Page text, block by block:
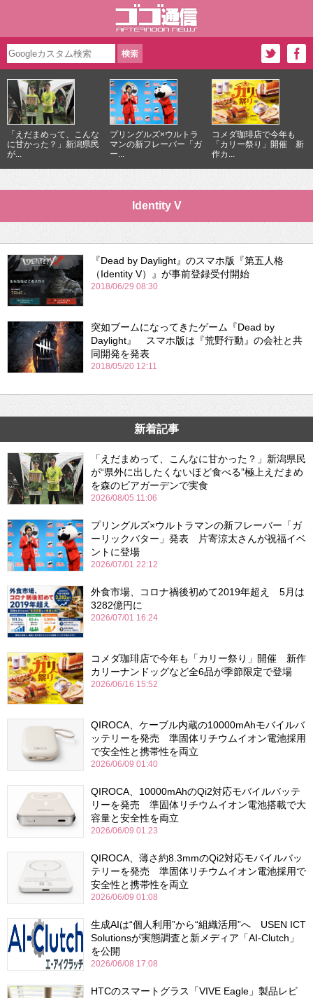
「えだまめって、こんな
に甘かった？」新潟県民
が...
プリングルズ×ウルトラ
マンの新フレーバー「ガ
ー...
コメダ珈琲店で今年も
「カリー祭り」開催 新
作カ...
Identity V
『Dead by Daylight』のスマホ版『第五人格
（Identity V）』が事前登録受付開始
2018/06/29 08:30
突如ブームになってきたゲーム『Dead by
Daylight』 スマホ版は『荒野行動』の会社と共
同開発を発表
2018/05/20 12:11
新着記事
「えだまめって、こんなに甘かった？」新潟県民
が“県外に出したくないほど食べる”極上えだまめ
を森のビアガーデンで実食
2026/08/05 11:06
プリングルズ×ウルトラマンの新フレーバー「ガ
ーリックバター」発表 片寄涼太さんが祝福イベ
ントに登場
2026/07/01 22:12
外食市場、コロナ禍後初めて2019年超え 5月は
3282億円に
2026/07/01 16:24
コメダ珈琲店で今年も「カリー祭り」開催 新作
カリーナンドッグなど全6品が季節限定で登場
2026/06/16 15:52
QIROCA、ケーブル内蔵の10000mAhモバイルバ
ッテリーを発売 準固体リチウムイオン電池採用
で安全性と携帯性を両立
2026/06/09 01:40
QIROCA、10000mAhのQi2対応モバイルバッテ
リーを発売 準固体リチウムイオン電池搭載で大
容量と安全性を両立
2026/06/09 01:23
QIROCA、薄さ約8.3mmのQi2対応モバイルバッ
テリーを発売 準固体リチウムイオン電池採用で
安全性と携帯性を両立
2026/06/09 01:08
生成AIは“個人利用”から“組織活用”へ USEN ICT
Solutionsが実態調査と新メディア「AI-Clutch」
を公開
2026/06/08 17:08
HTCのスマートグラス「VIVE Eagle」製品レビ